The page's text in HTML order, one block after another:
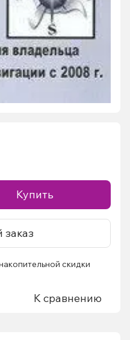
Купить
скидки
К сравнению